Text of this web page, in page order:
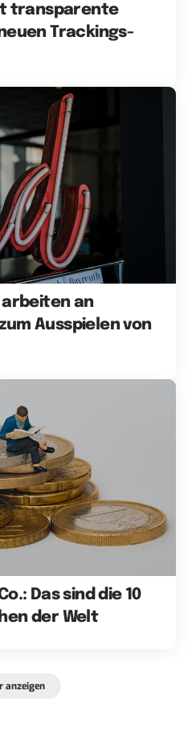
transparente
Trackings-
arbeiten an
Ausspielen von
Das sind die 10
der Welt
anzeigen